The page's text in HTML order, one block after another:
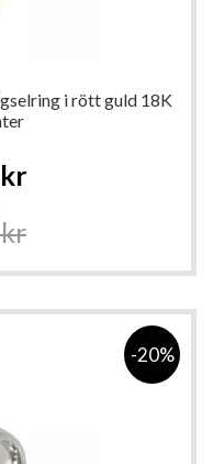
i rött guld 18K
-20%